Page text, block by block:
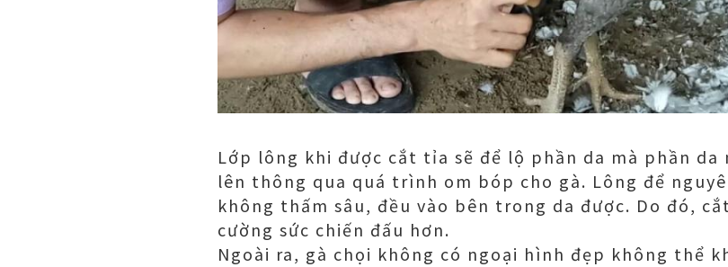
Lớp lông khi được cắt tỉa sẽ để lộ phần da mà phần da
lên thông qua quá trình om bóp cho gà. Lông để
không thấm sâu, đều vào bên trong da được. Do đó,
cường sức chiến đấu hơn.
Ngoài ra, gà chọi không có ngoại hình đẹp không thể